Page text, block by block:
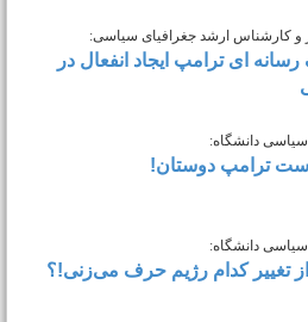
این واقعیت ندارد
ارشد جغرافیای سیاسی:
ای ترامپ ایجاد انفعال در
دانشگاه:
دانشگاه: